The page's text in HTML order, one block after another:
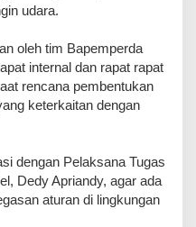
udara.
oleh tim Bapemperda
internal dan rapat rapat
rencana pembentukan
keterkaitan dengan
dengan Pelaksana Tugas
Dedy Apriandy, agar ada
aturan di lingkungan